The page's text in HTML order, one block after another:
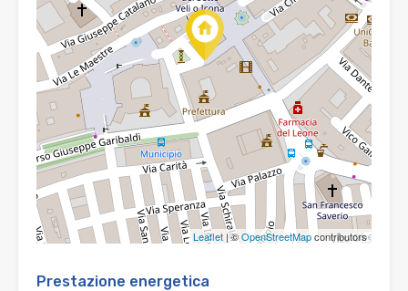
Leaflet | ©OpenStreetMapcontributors
Prestazione energetica